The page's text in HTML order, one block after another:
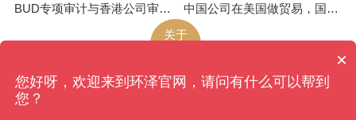
BUD专项审计与香港公司审计是不一样的
中国公司在美国做贸易，国内是否上税呢
关于
环泽版权所有
网站地图
香港、成都、北京、上海、广州、南京、昆明、武汉...
×
您好呀，欢迎来到环泽官网，请问有什么可以帮到
您？